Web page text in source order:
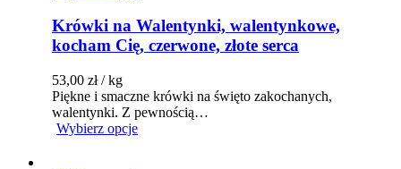
Krówki na Walentynki, walentynkowe,
kocham Cię, czerwone, złote serca
53,00 zł / kg
Piękne i smaczne krówki na święto zakochanych,
walentynki. Z pewnością…
Wybierz opcje